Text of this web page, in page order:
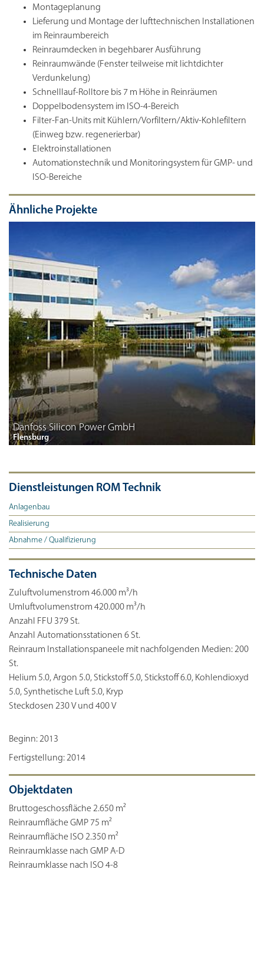
Montageplanung
Lieferung und Montage der lufttechnischen Installationen
im Reinraumbereich
Reinraumdecken in begehbarer Ausführung
Reinraumwände (Fenster teilweise mit lichtdichter
Verdunkelung)
Schnelllauf-Rolltore bis 7 m Höhe in Reinräumen
Doppelbodensystem im ISO-4-Bereich
Filter-Fan-Units mit Kühlern/Vorfiltern/Aktiv-Kohlefiltern
(Einweg bzw. regenerierbar)
Elektroinstallationen
Automationstechnik und Monitoringsystem für GMP- und
ISO-Bereiche
Ähnliche Projekte
Danfoss Silicon Power GmbH
Flensburg
Dienstleistungen ROM Technik
Anlagenbau
Realisierung
Abnahme / Qualifizierung
Technische Daten
Zuluftvolumenstrom 46.000 m³/h
Umluftvolumenstrom 420.000 m³/h
Anzahl FFU 379 St.
Anzahl Automationsstationen 6 St.
Reinraum Installationspaneele mit nachfolgenden Medien: 200
St.
Helium 5.0, Argon 5.0, Stickstoff 5.0, Stickstoff 6.0, Kohlendioxyd
5.0, Synthetische Luft 5.0, Kryp
Steckdosen 230 V und 400 V
Beginn: 2013
Fertigstellung: 2014
Objektdaten
Bruttogeschossfläche 2.650 m²
Reinraumfläche GMP 75 m²
Reinraumfläche ISO 2.350 m²
Reinraumklasse nach GMP A-D
Reinraumklasse nach ISO 4-8